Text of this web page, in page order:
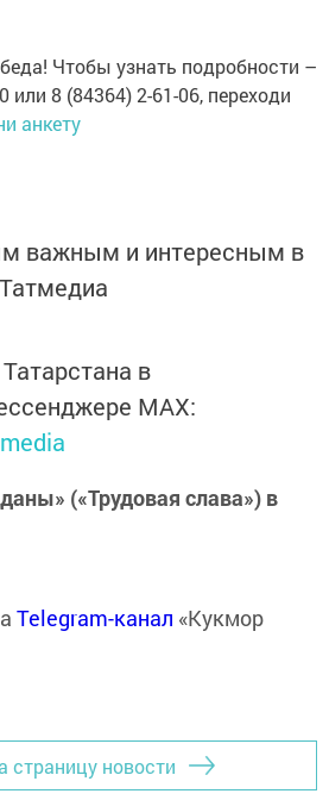
Чтобы узнать подробности –
или 8 (84364) 2-61-06, переходи
анкету
важным и интересным в
Татмедиа
в
MАХ:
(«Трудовая слава») в
Telegram-канал «Кукмор
страницу новости